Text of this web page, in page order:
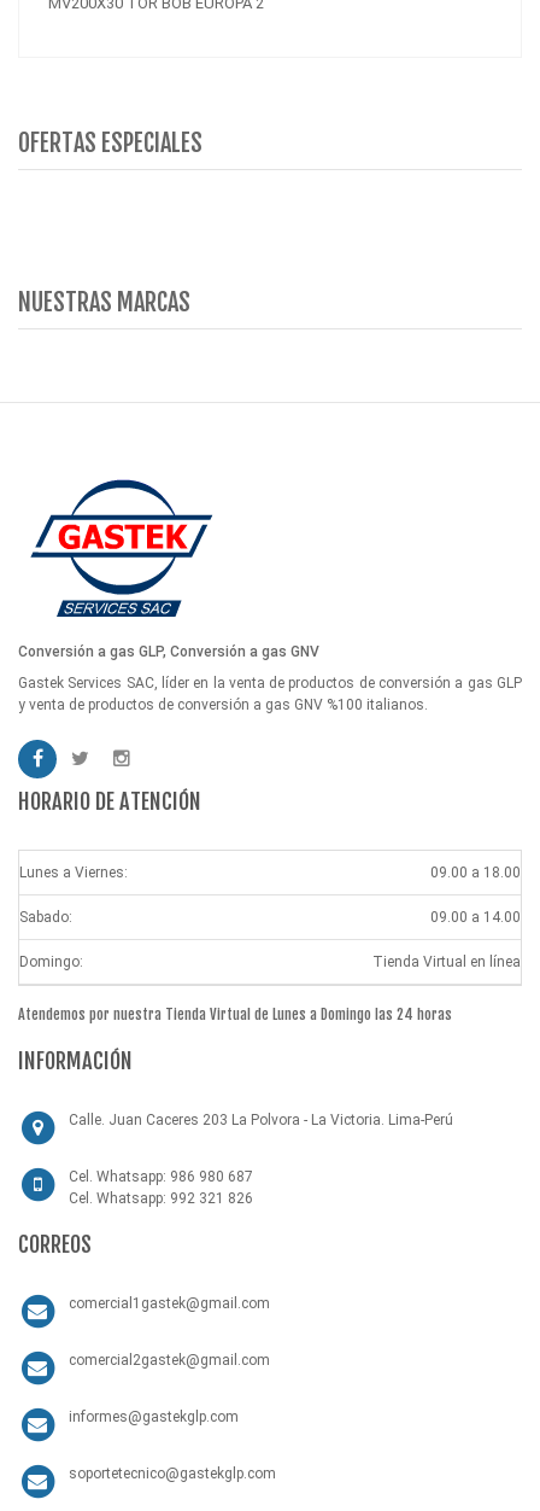
OFERTAS ESPECIALES
NUESTRAS MARCAS
Conversión a gas GLP, Conversión a gas GNV
Gastek Services SAC, líder en la venta de productos de conversión a gas GLP
y venta de productos de conversión a gas GNV %100 italianos.
HORARIO DE ATENCIÓN
Lunes a Viernes: 09.00 a 18.00
Sabado: 09.00 a 14.00
Domingo: Tienda Virtual en línea
Atendemos por nuestra Tienda Virtual de Lunes a Domingo las 24 horas
INFORMACIÓN
Calle. Juan Caceres 203 La Polvora - La Victoria. Lima-Perú
Cel. Whatsapp: 986 980 687
Cel. Whatsapp: 992 321 826
CORREOS
comercial1gastek@gmail.com
comercial2gastek@gmail.com
informes@gastekglp.com
soportetecnico@gastekglp.com